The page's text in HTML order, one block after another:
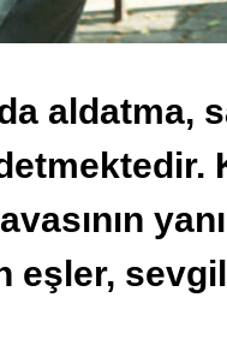
aldatma,
eşler,